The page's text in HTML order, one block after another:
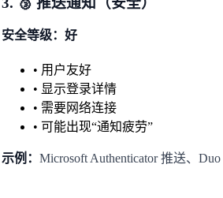
安全等级：好
• 用户友好
• 显示登录详情
• 需要网络连接
• 可能出现“通知疲劳”
示例： Microsoft Authenticator 推送、